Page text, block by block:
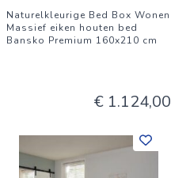
Naturelkleurige Bed Box Wonen
Massief eiken houten bed
Bansko Premium 160x210 cm
€ 1.124,00